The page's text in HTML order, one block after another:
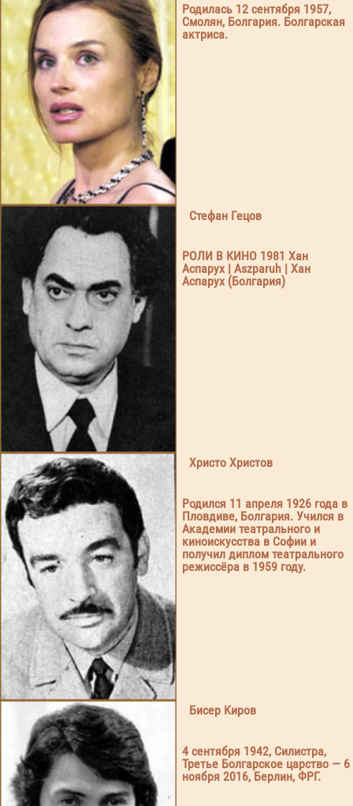
Родилась 12 сентября 1957,
Смолян, Болгария. Болгарская
актриса.
Стефан Гецов
РОЛИ В КИНО 1981 Хан
Аспарух | Aszparuh | Хан
Аспарух (Болгария)
Христо Христов
Родился 11 апреля 1926 года в
Пловдиве, Болгария. Учился в
Академии театрального и
киноискусства в Софии и
получил диплом театрального
режиссёра в 1959 году.
Бисер Киров
4 сентября 1942, Силистра,
Третье Болгарское царство — 6
ноября 2016, Берлин, ФРГ.